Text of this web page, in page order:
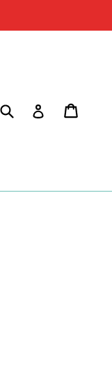
Kirim Gabung